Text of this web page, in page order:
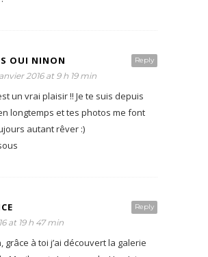
Reply
OUI NINON
2016 at 9 h 19 min
un vrai plaisir !! Je te suis depuis
longtemps et tes photos me font
autant rêver :)
Reply
at 19 h 47 min
grâce à toi j’ai découvert la galerie